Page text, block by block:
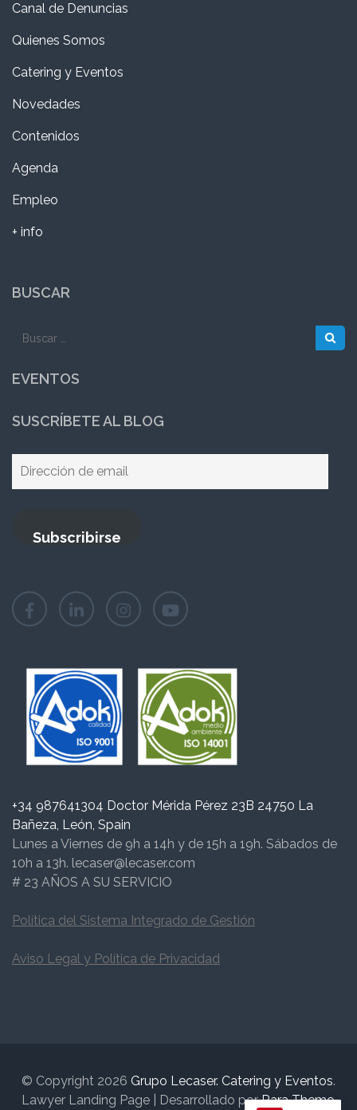
Canal de Denuncias
Quienes Somos
Catering y Eventos
Novedades
Contenidos
Agenda
Empleo
+ info
BUSCAR
Buscar:
EVENTOS
SUSCRÍBETE AL BLOG
Dirección
Subscribirse
+34 987641304 Doctor Mérida Pérez 23B 24750 La
Bañeza, León, Spain
Lunes a Viernes de 9h a 14h y de 15h a 19h. Sábados de
10h a 13h. lecaser@lecaser.com
# 23 AÑOS A SU SERVICIO
Política del Sistema Integrado de Gestión
Aviso Legal y Política de Privacidad
© Copyright 2026 Grupo Lecaser. Catering y Eventos.
Lawyer Landing Page | Desarrollado porRara Theme.